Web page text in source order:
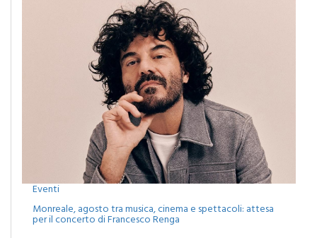
Eventi
Monreale, agosto tra musica, cinema e spettacoli: attesa
per il concerto di Francesco Renga